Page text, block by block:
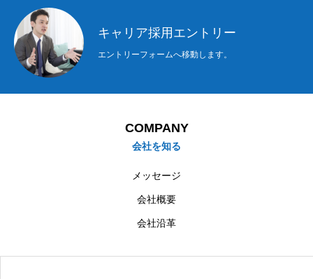
COMPANY
BUSINESS
CAREER
ソリューションサイト
キャリア採用エントリー
エントリーフォームへ移動します。
COMPANY
会社を知る
メッセージ
会社概要
会社沿革